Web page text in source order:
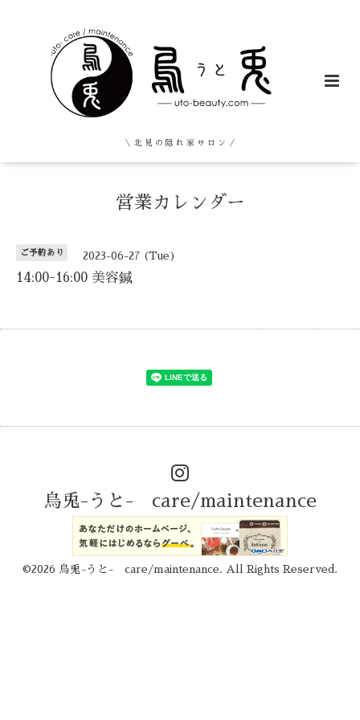
＼ 北 見 の 隠 れ 家 サ ロ ン ／
営業カレンダー
ご予約あり 2023-06-27 (Tue)
14:00-16:00 美容鍼
烏兎-うと- care/maintenance
©2026 烏兎-うと- care/maintenance . All Rights Reserved.